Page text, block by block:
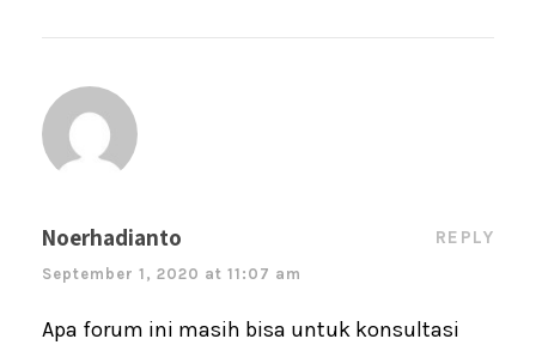
Noerhadianto
September 1, 2020 at 11:07 am
REPLY
Apa forum ini masih bisa untuk konsultasi